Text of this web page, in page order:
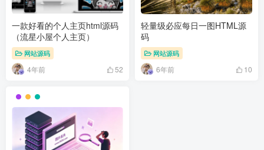
一款好看的个人主页html源码
（流星小屋个人主页）
网站源码
4年前 52
轻量级必应每日一图HTML源
码
网站源码
6年前 10